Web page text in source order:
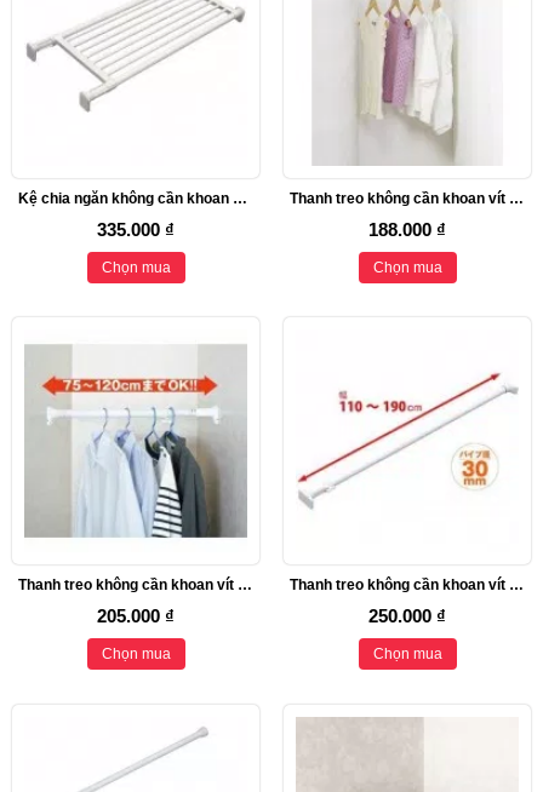
Kệ chia ngăn không cần khoan vít Heian 73cm kéo dài 112cm (M4)
335.000 ₫
Chọn mua
Thanh treo không cần khoan vít Heian (đế vuông,50cm đến 75cm)
188.000 ₫
Chọn mua
Thanh treo không cần khoan vít Heian (đế vuông, 75cm kéo dài 120cm)
205.000 ₫
Chọn mua
Thanh treo không cần khoan vít Heian (đế vuông, 110cm kéo dài 190cm)
250.000 ₫
Chọn mua